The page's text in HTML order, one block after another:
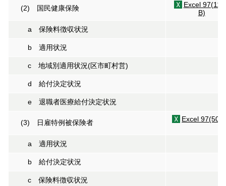
(2) 国民健康保険
Excel
B)
a 保険料徴収状況
b 適用状況
c 地域別適用状況(区市町村営)
d 給付決定状況
e 退職者医療給付決定状況
(3) 日雇特例被保険者 Excel
a 適用状況
b 給付決定状況
c 保険料徴収状況